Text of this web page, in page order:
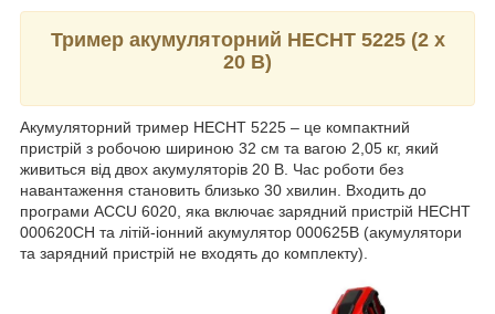
Тример акумуляторний HECHT 5225 (2 х
20 В)
Акумуляторний тример HECHT 5225 – це компактний
пристрій з робочою шириною 32 см та вагою 2,05 кг, який
живиться від двох акумуляторів 20 В. Час роботи без
навантаження становить близько 30 хвилин. Входить до
програми ACCU 6020, яка включає зарядний пристрій HECHT
000620СН та літій-іонний акумулятор 000625В (акумулятори
та зарядний пристрій не входять до комплекту).